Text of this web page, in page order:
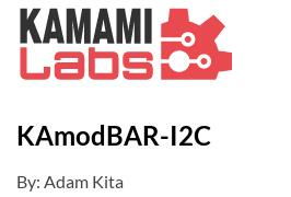
KAmodBAR-I2C
By: Adam Kita